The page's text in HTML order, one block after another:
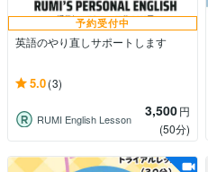
予約受付中
英語のやり直しサポートします
5.0(3)
RUMI English Lesson 3,500円
(50分)